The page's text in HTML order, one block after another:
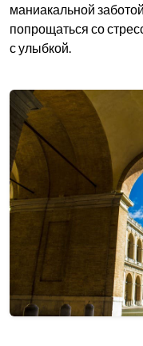
маниакальной
попрощаться со
с улыбкой.